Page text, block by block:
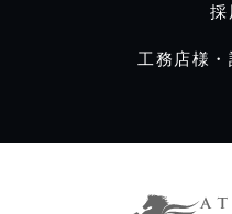
採
工務店様